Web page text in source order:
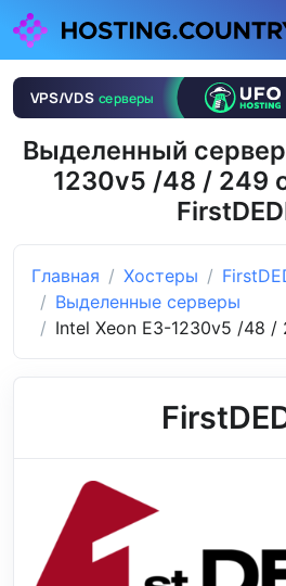
Выделенный
1230v5 /48 / 249
Главная Хостеры
Выделенные серверы
Intel Xeon E3-1230v5 /48 /